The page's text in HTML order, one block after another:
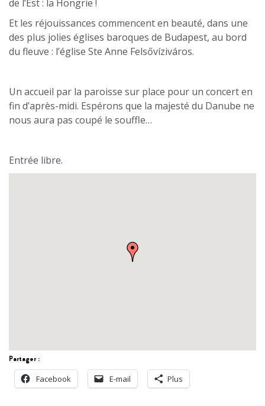
de l’Est : la Hongrie !
Et les réjouissances commencent en beauté, dans une
des plus jolies églises baroques de Budapest, au bord
du fleuve : l’église Ste Anne Felsővíziváros.
Un accueil par la paroisse sur place pour un concert en
fin d’après-midi. Espérons que la majesté du Danube ne
nous aura pas coupé le souffle…
Entrée libre.
Partager :
Facebook
E-mail Plus